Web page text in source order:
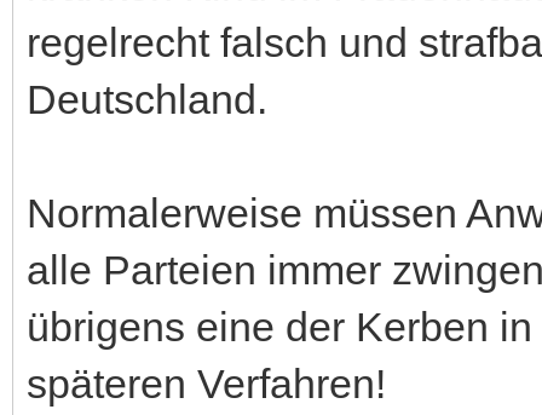
regelrecht falsch und
Deutschland.
Normalerweise müssen
alle Parteien immer
übrigens eine der Kerben
späteren Verfahren!